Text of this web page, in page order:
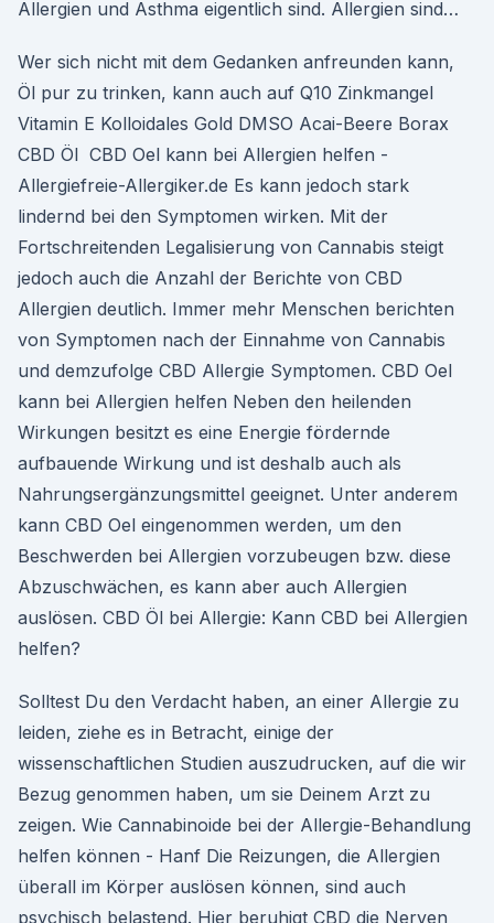
Allergien und Asthma eigentlich sind. Allergien sind…
Wer sich nicht mit dem Gedanken anfreunden kann,
Öl pur zu trinken, kann auch auf Q10 Zinkmangel
Vitamin E Kolloidales Gold DMSO Acai-Beere Borax
CBD Öl CBD Oel kann bei Allergien helfen -
Allergiefreie-Allergiker.de Es kann jedoch stark
lindernd bei den Symptomen wirken. Mit der
Fortschreitenden Legalisierung von Cannabis steigt
jedoch auch die Anzahl der Berichte von CBD
Allergien deutlich. Immer mehr Menschen berichten
von Symptomen nach der Einnahme von Cannabis
und demzufolge CBD Allergie Symptomen. CBD Oel
kann bei Allergien helfen Neben den heilenden
Wirkungen besitzt es eine Energie fördernde
aufbauende Wirkung und ist deshalb auch als
Nahrungsergänzungsmittel geeignet. Unter anderem
kann CBD Oel eingenommen werden, um den
Beschwerden bei Allergien vorzubeugen bzw. diese
Abzuschwächen, es kann aber auch Allergien
auslösen. CBD Öl bei Allergie: Kann CBD bei Allergien
helfen?
Solltest Du den Verdacht haben, an einer Allergie zu
leiden, ziehe es in Betracht, einige der
wissenschaftlichen Studien auszudrucken, auf die wir
Bezug genommen haben, um sie Deinem Arzt zu
zeigen. Wie Cannabinoide bei der Allergie-Behandlung
helfen können - Hanf Die Reizungen, die Allergien
überall im Körper auslösen können, sind auch
psychisch belastend. Hier beruhigt CBD die Nerven